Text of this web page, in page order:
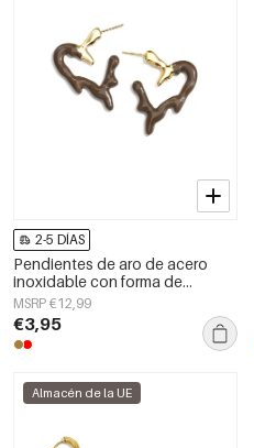
2-5 DÍAS
Pendientes de aro de acero
inoxidable con forma de
corazón, sencillos, de la serie
Daily Simple, joyería para mujer.
MSRP €12,99
€3,95
Almacén de la UE